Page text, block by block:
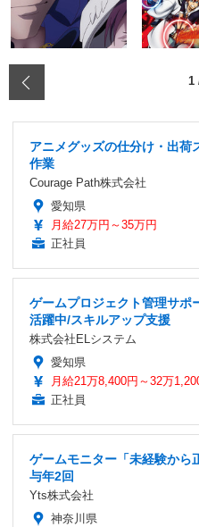
1
アニメグッズの仕分け・出荷
作業
Courage Path株式会社
愛知県
月給27万円～35万円
正社員
ゲームプロジェクト管理サポ
活躍中/スキルアップ支援
株式会社ELシステム
愛知県
月給21万8,400円～32万
正社員
ゲームモニター「未経験から
与年2回
Yts株式会社
神奈川県